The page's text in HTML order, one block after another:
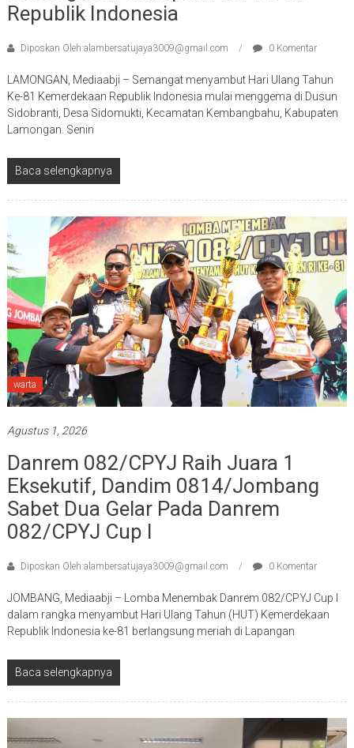
Republik Indonesia
Diposkan Oleh:alambersatujaya3009@gmail.com 0 Komentar
LAMONGAN, Mediaabji – Semangat menyambut Hari Ulang Tahun
Ke-81 Kemerdekaan Republik Indonesia mulai menggema di Dusun
Sidobranti, Desa Sidomukti, Kecamatan Kembangbahu, Kabupaten
Lamongan. Senin
Baca selengkapnya
warta
Agustus 1, 2026
Danrem 082/CPYJ Raih Juara 1
Eksekutif, Dandim 0814/Jombang
Sabet Dua Gelar Pada Danrem
082/CPYJ Cup I
Diposkan Oleh:alambersatujaya3009@gmail.com 0 Komentar
JOMBANG, Mediaabji – Lomba Menembak Danrem 082/CPYJ Cup I
dalam rangka menyambut Hari Ulang Tahun (HUT) Kemerdekaan
Republik Indonesia ke-81 berlangsung meriah di Lapangan
Baca selengkapnya